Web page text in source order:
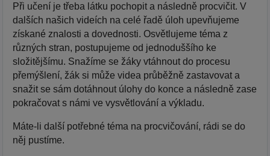
Při učení je třeba látku pochopit a následně procvičit. V
dalších našich videích na celé řadě úloh upevňujeme
získané znalosti a dovednosti. Osvětlujeme téma z
různých stran, postupujeme od jednoduššího ke
složitějšímu. Snažíme se žáky vtáhnout do procesu
přemýšlení, žák si může videa průběžně zastavovat a
snažit se sám dotáhnout úlohy do konce a následně zase
pokračovat s námi ve vysvětlování a výkladu.
Máte-li další potřebné téma na procvičování, rádi se do
něj pustíme.